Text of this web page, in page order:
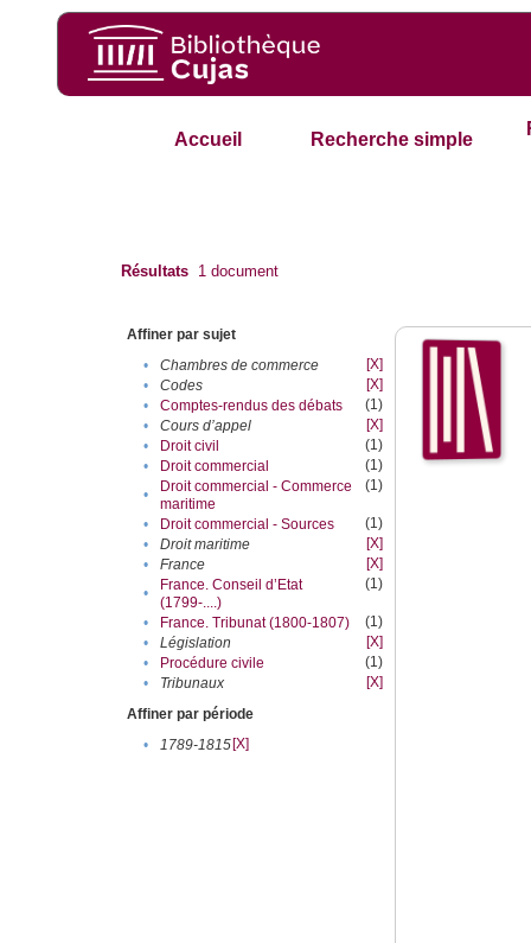
Accueil Recherche simple
Résultats 1 document
Affiner par sujet
•
Chambres de commerce
[X]
•
Codes
[X]
•
Comptes-rendus des débats
(1)
•
Cours d’appel
[X]
•
Droit civil
(1)
•
Droit commercial
(1)
•
Droit commercial - Commerce
maritime
(1)
• Droit commercial - Sources
(1)
•
Droit maritime
[X]
•
France
[X]
•
France. Conseil d’Etat
(1799-....)
(1)
• France. Tribunat (1800-1807)
(1)
•
Législation
[X]
•
Procédure civile
(1)
•
Tribunaux
[X]
Affiner par période
•
1789-1815[X]